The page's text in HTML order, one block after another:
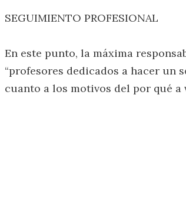
SEGUIMIENTO PROFESIONAL
En este punto, la máxima
“profesores dedicados a hacer un
cuanto a los motivos del por qué a